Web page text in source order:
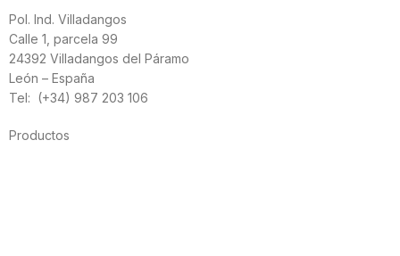
Pol. Ind. Villadangos
Calle 1, parcela 99
24392 Villadangos del Páramo
León – España
Tel: (+34) 987 203 106
Productos